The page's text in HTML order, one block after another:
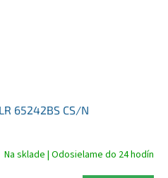
65242BS CS/N
Na sklade | Odosielame do 24 hodín